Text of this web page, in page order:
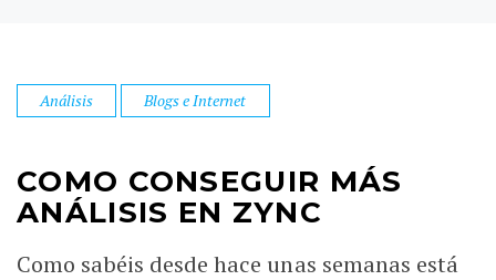
Análisis Blogs e Internet
COMO CONSEGUIR MÁS
ANÁLISIS EN ZYNC
Como sabéis desde hace unas semanas está